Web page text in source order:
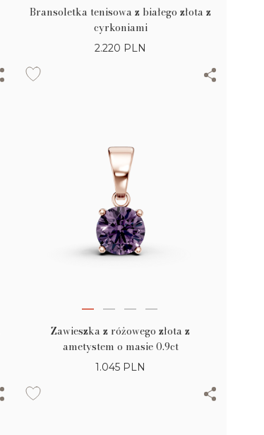
Bransoletka tenisowa z białego złota z
cyrkoniami
2.220 PLN
Zawieszka z różowego złota z
ametystem o masie 0.9ct
1.045 PLN